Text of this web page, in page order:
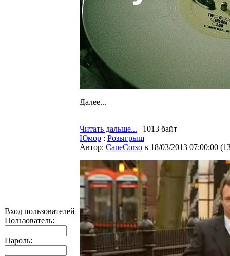
Вход пользователей
Пользователь:
Пароль:
Далее...
Читать дальше... | 1013 байт
Юмор : Розыгрыш
Автор: CaneCorso в 18/03/2013 07:00:00 (